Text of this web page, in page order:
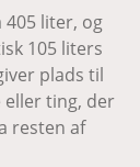
405 liter, og
105 liters
plads til
eller ting, der
resten af